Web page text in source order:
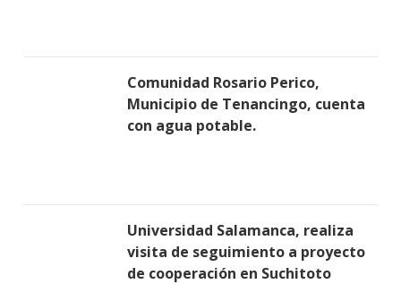
Comunidad Rosario Perico,
Municipio de Tenancingo, cuenta
con agua potable.
Universidad Salamanca, realiza
visita de seguimiento a proyecto
de cooperación en Suchitoto